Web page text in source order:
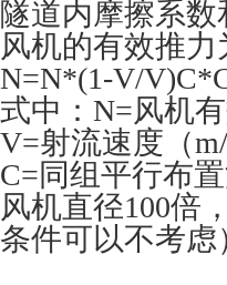
隧道内摩擦系
风机的有效推力
N=N*(1-V/
式中：N=风机
V=射流速度（
C=同组平行布
风机直径100倍
条件可以不考虑